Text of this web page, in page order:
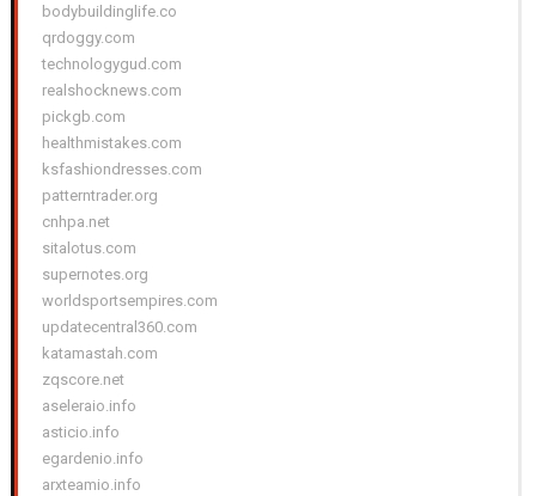
bodybuildinglife.co
qrdoggy.com
technologygud.com
realshocknews.com
pickgb.com
healthmistakes.com
ksfashiondresses.com
patterntrader.org
cnhpa.net
sitalotus.com
supernotes.org
worldsportsempires.com
updatecentral360.com
katamastah.com
zqscore.net
aseleraio.info
asticio.info
egardenio.info
arxteamio.info